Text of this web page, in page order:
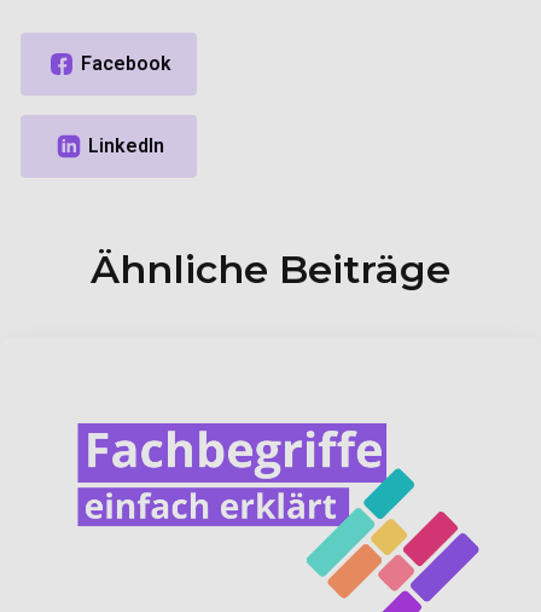
Ähnliche Beiträge